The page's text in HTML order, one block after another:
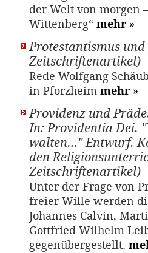
der Welt von morgen
Wittenberg“ mehr »
Protestantismus
Zeitschriftenartikel)
Rede Wolfgang
in Pforzheim mehr »
Providenz und
In: Providentia Dei.
walten…" Entwurf.
den
Zeitschriftenartikel)
Unter der Frage von
freier Wille werden
Johannes Calvin,
Gottfried Wilhelm
gegenübergestellt.